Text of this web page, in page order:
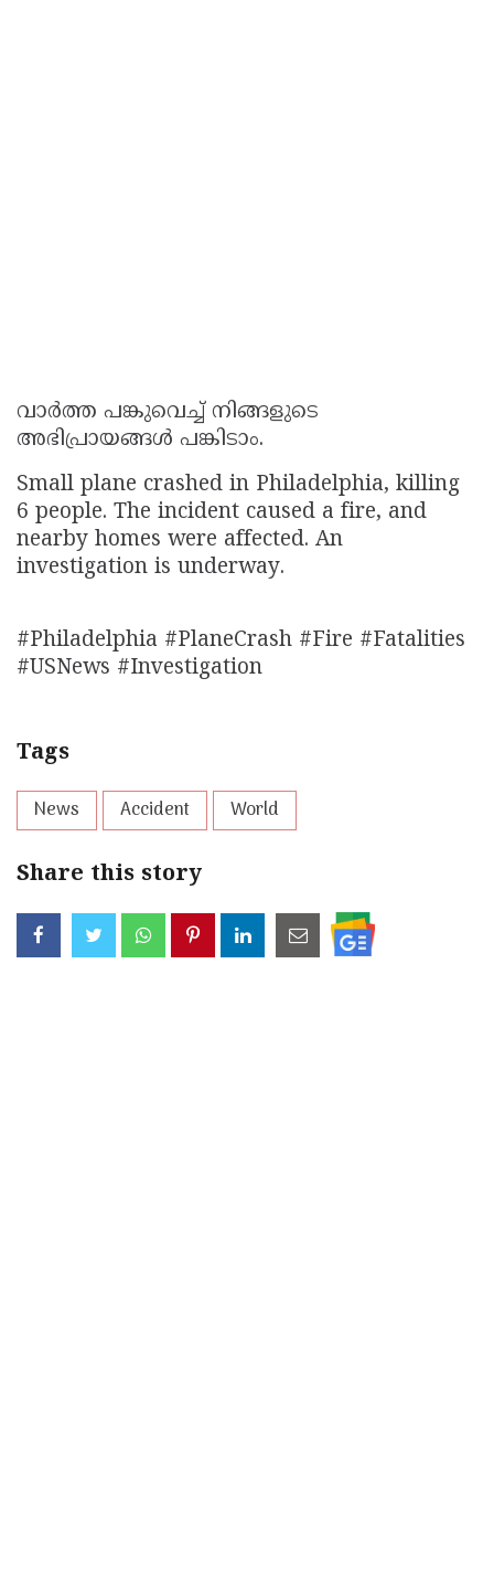
വാർത്ത പങ്കുവെച്ച് നിങ്ങളുടെ
അഭിപ്രായങ്ങൾ പങ്കിടാം.
Small plane crashed in Philadelphia, killing
6 people. The incident caused a fire, and
nearby homes were affected. An
investigation is underway.
#Philadelphia #PlaneCrash #Fire #Fatalities
#USNews #Investigation
Tags
News Accident World
Share this story